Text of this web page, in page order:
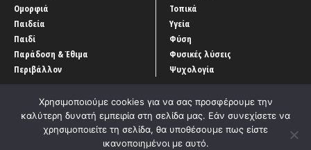
Ομορφιά
Παιδεία
Παιδί
Παράδοση & Έθιμα
Περιβάλλον
Τοπικά
Υγεία
Φύση
Φυσικές λύσεις
Ψυχολογία
‘Οροι χρήσης Αρχείο Άρθρων
Χρησιμοποιούμε cookies για να σας προσφέρουμε την
καλύτερη δυνατή εμπειρία στη σελίδα μας. Εάν συνεχίσετε να
χρησιμοποιείτε τη σελίδα, θα υποθέσουμε πως είστε
ικανοποιημένοι με αυτό.